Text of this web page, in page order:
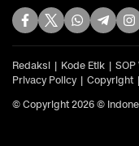
Redaksi Kode Etik
Privacy Policy
Copyright
© Copyright 2026 ©